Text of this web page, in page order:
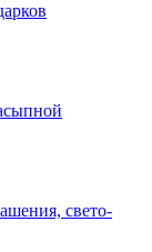
свето-